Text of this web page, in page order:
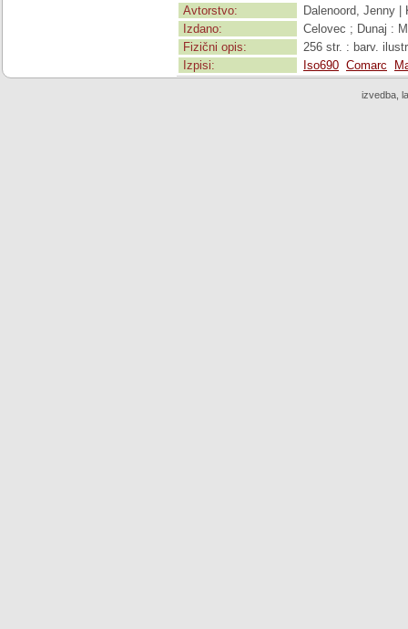
Avtorstvo:
Dalenoord, Jenny
Izdano:
Celovec ; Dunaj :
Fizični opis:
256 str. : barv.
Izpisi:
Iso690 Comarc
izvedba,